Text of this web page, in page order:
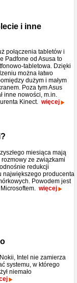
i inne
połączenia tabletów i
Padfone od Asusa to
tabletowa. Dzięki
można łatwo
dużym i małym
Poza tym Asus
inne nowości, m.in.
Kinect. więcej
miesiąca mają
ze związkami
redukcji
największego producenta
Powodem jest
więcej
Intel nie zamierza
systemu, w którego
niemało